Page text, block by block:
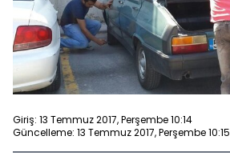
Giriş: 13 Temmuz 2017, Perşembe 10:14
Güncelleme: 13 Temmuz 2017, Perşembe 10:15